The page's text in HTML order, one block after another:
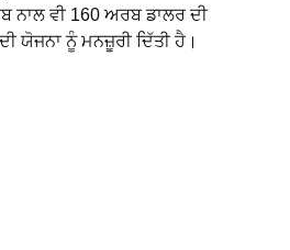
ਨਾਲ ਵੀ 160 ਅਰਬ ਡਾਲਰ ਦੀ
ਯੋਜਨਾ ਨੂੰ ਮਨਜ਼ੂਰੀ ਦਿੱਤੀ ਹੈ।